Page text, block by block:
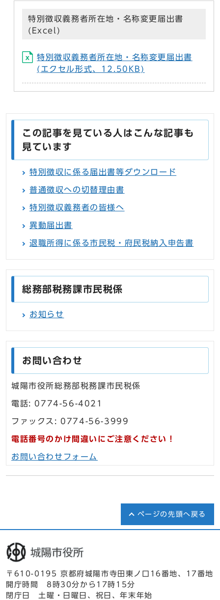
特別徴収義務者所在地・名称変更届出書
(Excel)
特別徴収義務者所在地・名称変更届出書
(エクセル形式、12.50KB)
この記事を見ている人はこんな記事も
見ています
特別徴収に係る届出書等ダウンロード
普通徴収への切替理由書
特別徴収義務者の皆様へ
異動届出書
退職所得に係る市民税・府民税納入申告書
総務部税務課市民税係
お知らせ
お問い合わせ
城陽市役所総務部税務課市民税係
電話: 0774-56-4021
ファックス: 0774-56-3999
電話番号のかけ間違いにご注意ください！
お問い合わせフォーム
ページの先頭へ戻る
〒610-0195 京都府城陽市寺田東ノ口16番地、17番地
開庁時間 8時30分から17時15分
閉庁日 土曜・日曜日、祝日、年末年始